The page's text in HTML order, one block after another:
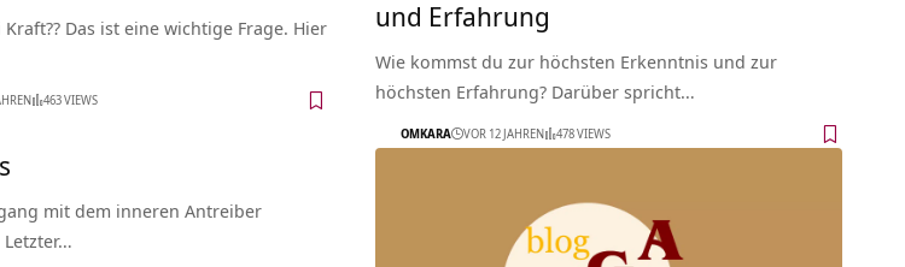
Das ist eine wichtige Frage. Hier
463 VIEWS
und Erfahrung
Wie kommst du zur höchsten Erkenntnis und zur
höchsten Erfahrung? Darüber spricht…
OMKARA VOR 12 JAHREN 478 VIEWS
mit dem inneren Antreiber